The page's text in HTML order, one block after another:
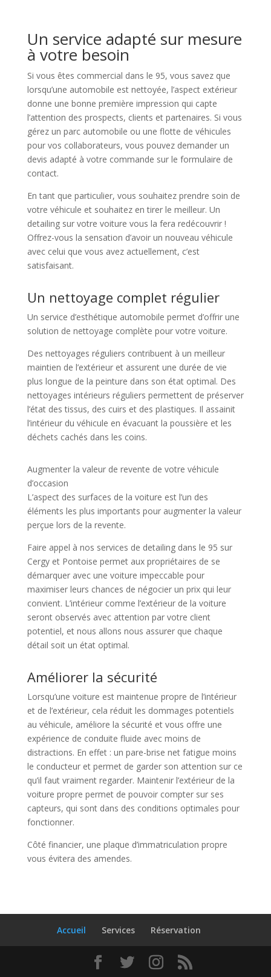
Un service adapté sur mesure
à votre besoin
Si vous êtes commercial dans le 95, vous savez que
lorsqu’une automobile est nettoyée, l’aspect extérieur
donne une bonne première impression qui capte
l’attention des prospects, clients et partenaires. Si vous
gérez un parc automobile ou une flotte de véhicules
pour vos collaborateurs, vous pouvez demander un
devis adapté à votre commande sur le formulaire de
contact.
En tant que particulier, vous souhaitez prendre soin de
votre véhicule et souhaitez en tirer le meilleur. Un
detailing sur votre voiture vous la fera redécouvrir !
Offrez-vous la sensation d’avoir un nouveau véhicule
avec celui que vous avez actuellement, c’est
satisfaisant.
Un nettoyage complet régulier
Un service d’esthétique automobile permet d’offrir une
solution de nettoyage complète pour votre voiture.
Des nettoyages réguliers contribuent à un meilleur
maintien de l’extérieur et assurent une durée de vie
plus longue de la peinture dans son état optimal. Des
nettoyages intérieurs réguliers permettent de préserver
l’état des tissus, des cuirs et des plastiques. Il assainit
l’intérieur du véhicule en évacuant la poussière et les
déchets cachés dans les coins.
Augmenter la valeur de revente de votre véhicule
d’occasion
L’aspect des surfaces de la voiture est l’un des
éléments les plus importants pour augmenter la valeur
perçue lors de la revente.
Faire appel à nos services de detailing dans le 95 sur
Cergy et Pontoise permet aux propriétaires de se
démarquer avec une voiture impeccable pour
maximiser leurs chances de négocier un prix qui leur
convient. L’intérieur comme l’extérieur de la voiture
seront observés avec attention par votre client
potentiel, et nous allons nous assurer que chaque
détail soit un état optimal.
Améliorer la sécurité
Lorsqu’une voiture est maintenue propre de l’intérieur
et de l’extérieur, cela réduit les dommages potentiels
au véhicule, améliore la sécurité et vous offre une
expérience de conduite fluide avec moins de
distractions. En effet : un pare-brise net fatigue moins
le conducteur et permet de garder son attention sur ce
qu’il faut vraiment regarder. Maintenir l’extérieur de la
voiture propre permet de pouvoir compter sur ses
capteurs, qui sont dans des conditions optimales pour
fonctionner.
Côté financier, une plaque d’immatriculation propre
vous évitera des amendes.
Accueil Services Réservation